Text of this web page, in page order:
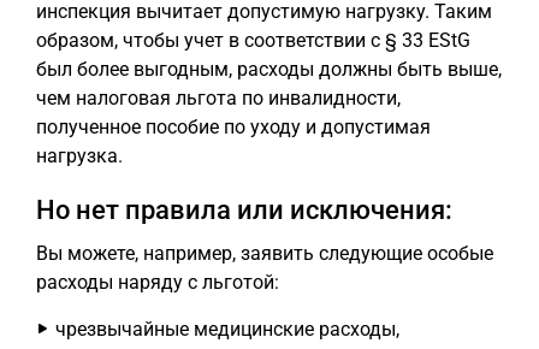
инспекция вычитает допустимую нагрузку. Таким
образом, чтобы учет в соответствии с § 33 EStG
был более выгодным, расходы должны быть выше,
чем налоговая льгота по инвалидности,
полученное пособие по уходу и допустимая
нагрузка.
Но нет правила или исключения:
Вы можете, например, заявить следующие особые
расходы наряду с льготой:
чрезвычайные медицинские расходы,